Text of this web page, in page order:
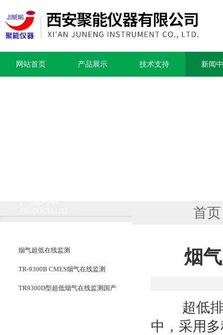
网站首页 产品展示 技术支持 新闻
烟气超低在线监测
TR-9300B CMES烟气在线监测
TR9300D型超低烟气在线监测国产
首页
烟
超低排放
中，采用